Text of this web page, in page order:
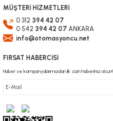
MÜŞTERİ HİZMETLERİ
0 312 394 42 07
0 542 394 42 07 ANKARA
info@otomasyoncu.net
FIRSAT HABERCİSİ
Haber ve kampanyalarımızdan ilk sizin haberiniz olsun!